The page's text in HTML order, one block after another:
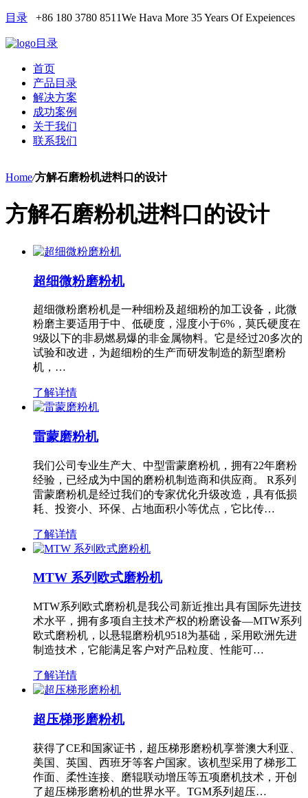
目录 +86 180 3780 8511We Hava More 35 Years Of Expeiences
目录
首页
产品目录
解决方案
成功案例
关于我们
联系我们
Home/方解石磨粉机进料口的设计
方解石磨粉机进料口的设计
超细微粉磨粉机
超细微粉磨粉机是一种细粉及超细粉的加工设备，此微
粉磨主要适用于中、低硬度，湿度小于6%，莫氏硬度在
9级以下的非易燃易爆的非金属物料。它是经过20多次的
试验和改进，为超细粉的生产而研发制造的新型磨粉
机，…
了解详情
雷蒙磨粉机
我们公司专业生产大、中型雷蒙磨粉机，拥有22年磨粉
经验，已经成为中国的磨粉机制造商和供应商。 R系列
雷蒙磨粉机是经过我们的专家优化升级改造，具有低损
耗、投资小、环保、占地面积小等优点，它比传…
了解详情
MTW 系列欧式磨粉机
MTW系列欧式磨粉机是我公司新近推出具有国际先进技
术水平，拥有多项自主技术产权的粉磨设备—MTW系列
欧式磨粉机，以悬辊磨粉机9518为基础，采用欧洲先进
制造技术，它能满足客户对产品粒度、性能可…
了解详情
超压梯形磨粉机
获得了CE和国家证书，超压梯形磨粉机享誉澳大利亚、
美国、英国、西班牙等客户国家。该机型采用了梯形工
作面、柔性连接、磨辊联动增压等五项磨机技术，开创
了超压梯形磨粉机的世界水平。TGM系列超压…